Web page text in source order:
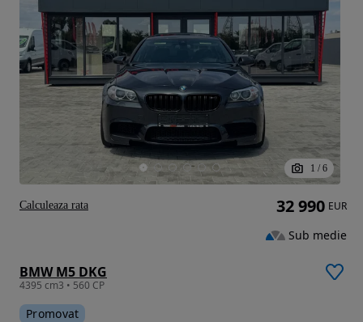
1 / 6
BMW M5 DKG
4395 cm3 • 560 CP
Promovat
32 990 EUR
Sub medie
Calculeaza rata